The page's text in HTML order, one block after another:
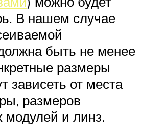
В нашем случае
быть не менее
размеры
зависеть от места
размеров
модулей и линз.